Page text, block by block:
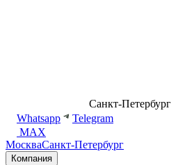
Санкт-Петербург
Whatsapp
Telegram
MAX
МоскваСанкт-Петербург
Компания